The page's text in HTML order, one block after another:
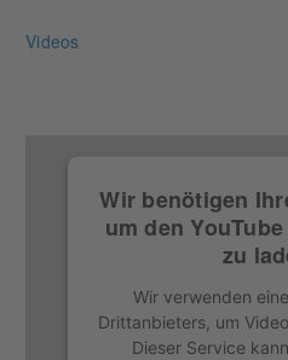
Videos
Wir benötigen
um den
zu
Wir verwenden
Drittanbieters, um
Dieser Service